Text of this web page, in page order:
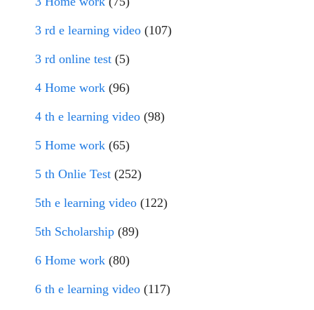
3 rd e learning video (107)
3 rd online test (5)
4 Home work (96)
4 th e learning video (98)
5 Home work (65)
5 th Onlie Test (252)
5th e learning video (122)
5th Scholarship (89)
6 Home work (80)
6 th e learning video (117)